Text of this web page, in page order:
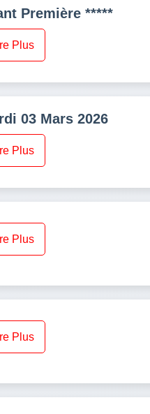
Première *****
Plus
03 Mars 2026
Plus
Plus
Plus